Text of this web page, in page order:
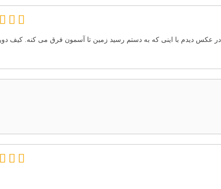
عکس دیدم با اینی که به دستم رسید زمین تا آسمون فرق می کنه. کیف